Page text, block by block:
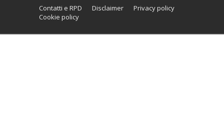
Contatti e RPD
Disclaimer
Privacy policy
Cookie policy